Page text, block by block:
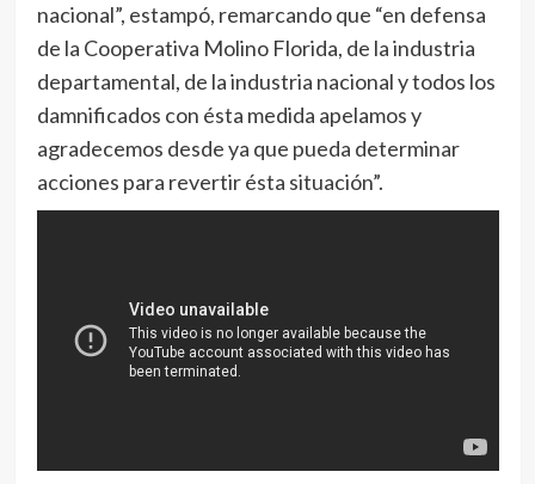
nacional”, estampó, remarcando que “en defensa
de la Cooperativa Molino Florida, de la industria
departamental, de la industria nacional y todos los
damnificados con ésta medida apelamos y
agradecemos desde ya que pueda determinar
acciones para revertir ésta situación”.